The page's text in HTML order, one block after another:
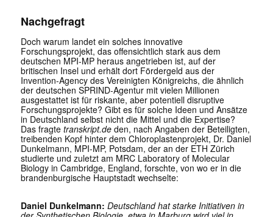
Nachgefragt
Doch warum landet ein solches innovative
Forschungsprojekt, das offensichtlich stark aus dem
deutschen MPI-MP heraus angetrieben ist, auf der
britischen Insel und erhält dort Fördergeld aus der
Invention-Agency des Vereinigten Königreichs, die ähnlich
der deutschen SPRIND-Agentur mit vielen Millionen
ausgestattet ist für riskante, aber potentiell disruptive
Forschungsprojekte? Gibt es für solche Ideen und Ansätze
in Deutschland selbst nicht die Mittel und die Expertise?
Das fragte transkript.deden, nach Angaben der Beteiligten,
treibenden Kopf hinter dem Chloroplastenprojekt, Dr. Daniel
Dunkelmann, MPI-MP, Potsdam, der an der ETH Zürich
studierte und zuletzt am MRC Laboratory of Molecular
Biology in Cambridge, England, forschte, von wo er in die
brandenburgische Hauptstadt wechselte:
Daniel Dunkelmann: Deutschland hat starke Initiativen in